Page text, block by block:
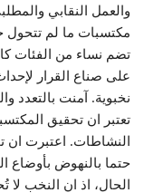
والعمل النقابي
مكتسبات ما لم تتحول
تضم نساء من الفئات
على صناع القرار
نخبوية. آمنت بالتعدد
تعتبر ان تحقيق
النشاطات. اعتبرت ان
حتما بالنهوض بأوضاع
الحال، اذ ان النخب